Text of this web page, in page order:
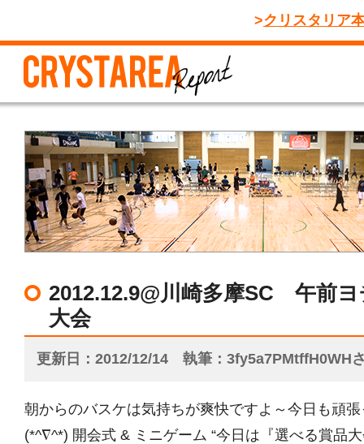
クリスタリア
2012.12.9@川崎多摩SC 午前
大会
更新日 2012/12/14 執筆 3fy5a7PMtffH0WH
朝からのバスケは気持ちが爽快ですよ～今日も頑
(*^∇^*) 開会式 & ミニゲーム “今日は『選べる賞品